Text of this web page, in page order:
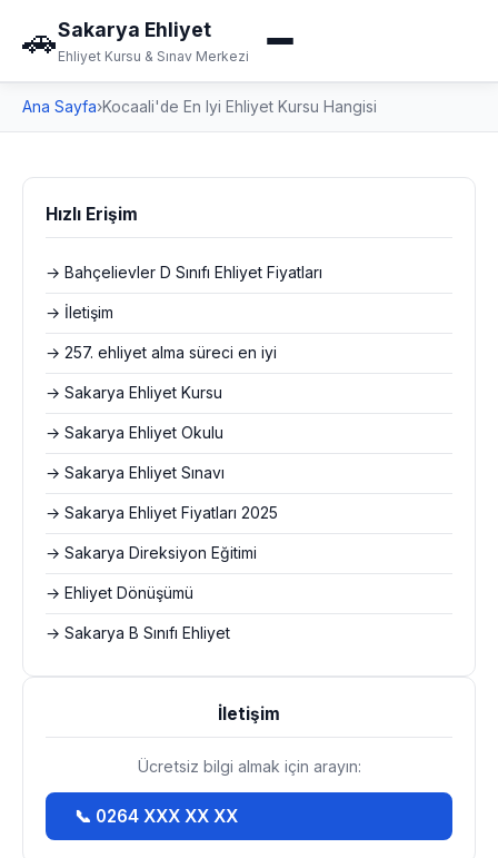
🚗Sakarya Ehliyet
Ehliyet Kursu & Sınav Merkezi
Ana Sayfa›Kocaali'de En Iyi Ehliyet Kursu Hangisi
Hızlı Erişim
→ Bahçelievler D Sınıfı Ehliyet Fiyatları
→ İletişim
→ 257. ehliyet alma süreci en iyi
→ Sakarya Ehliyet Kursu
→ Sakarya Ehliyet Okulu
→ Sakarya Ehliyet Sınavı
→ Sakarya Ehliyet Fiyatları 2025
→ Sakarya Direksiyon Eğitimi
→ Ehliyet Dönüşümü
→ Sakarya B Sınıfı Ehliyet
İletişim
Ücretsiz bilgi almak için arayın:
📞 0264 XXX XX XX